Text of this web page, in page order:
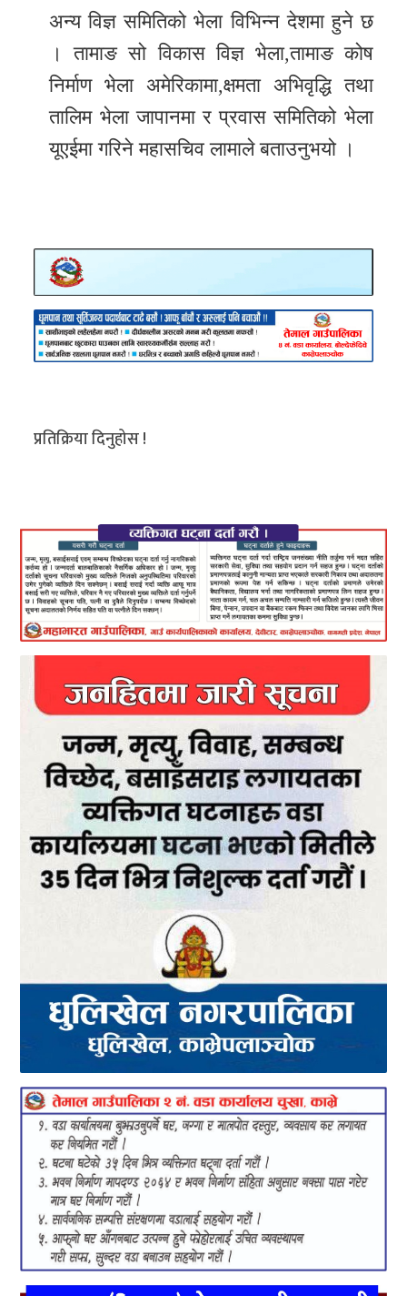
अन्य विज्ञ समितिको भेला विभिन्न देशमा हुने छ
। तामाङ सो विकास विज्ञ भेला,तामाङ कोष
निर्माण भेला अमेरिकामा,क्षमता अभिवृद्धि तथा
तालिम भेला जापानमा र प्रवास समितिको भेला
यूएईमा गरिने महासचिव लामाले बताउनुभयो ।
प्रतिक्रिया दिनुहोस !